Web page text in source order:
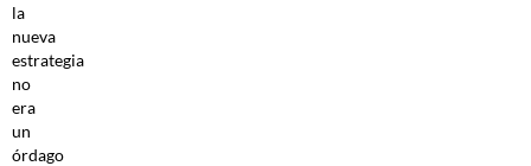
la
nueva
estrategia
no
era
un
órdago